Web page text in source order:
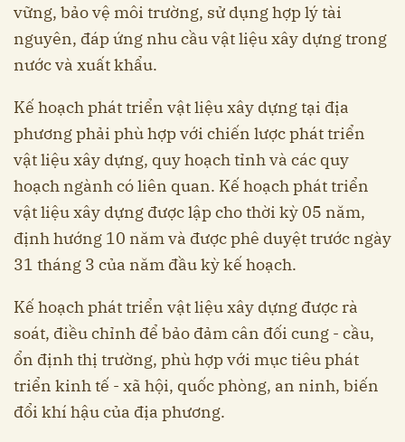
vững, bảo vệ môi trường, sử dụng hợp lý tài
nguyên, đáp ứng nhu cầu vật liệu xây dựng trong
nước và xuất khẩu.
Kế hoạch phát triển vật liệu xây dựng tại địa
phương phải phù hợp với chiến lược phát triển
vật liệu xây dựng, quy hoạch tỉnh và các quy
hoạch ngành có liên quan. Kế hoạch phát triển
vật liệu xây dựng được lập cho thời kỳ 05 năm,
định hướng 10 năm và được phê duyệt trước ngày
31 tháng 3 của năm đầu kỳ kế hoạch.
Kế hoạch phát triển vật liệu xây dựng được rà
soát, điều chỉnh để bảo đảm cân đối cung - cầu,
ổn định thị trường, phù hợp với mục tiêu phát
triển kinh tế - xã hội, quốc phòng, an ninh, biến
đổi khí hậu của địa phương.